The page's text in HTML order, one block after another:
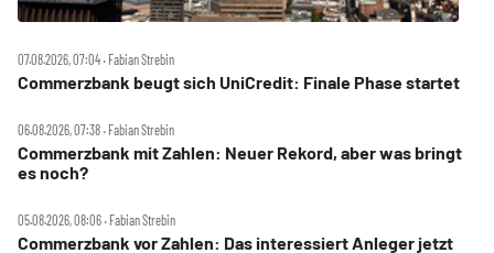
07.08.2026, 07:04 ‧ Fabian Strebin
Commerzbank beugt sich UniCredit: Finale Phase startet
06.08.2026, 07:38 ‧ Fabian Strebin
Commerzbank mit Zahlen: Neuer Rekord, aber was bringt
es noch?
05.08.2026, 08:06 ‧ Fabian Strebin
Commerzbank vor Zahlen: Das interessiert Anleger jetzt